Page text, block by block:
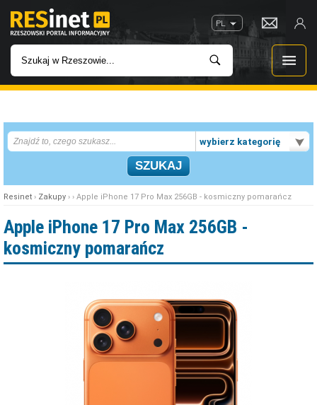
PL
INWESTYCJE
IMPREZY
ROZRYWKA
W KINACH
GASTRONOMIA
wybierz kategorię
Resinet › Zakupy › › Apple iPhone 17 Pro Max 256GB - kosmiczny pomarańcz
Apple iPhone 17 Pro Max 256GB -
kosmiczny pomarańcz